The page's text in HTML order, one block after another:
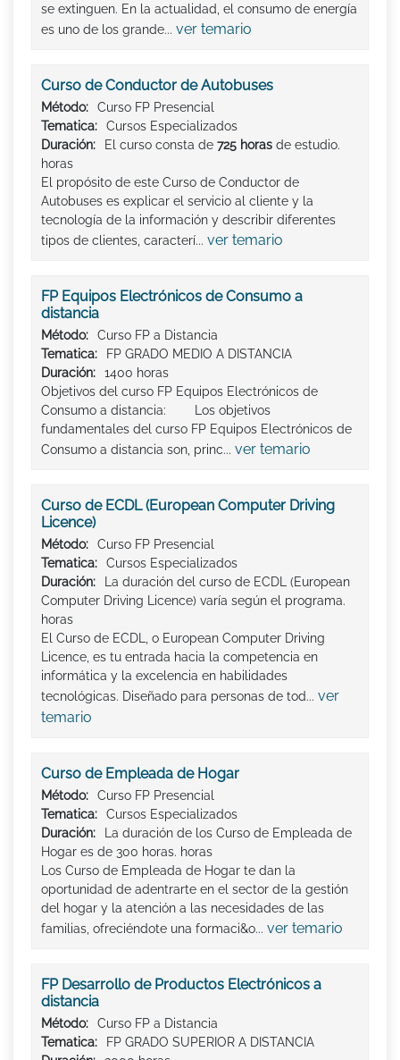
se extinguen. En la actualidad, el consumo de energía
es uno de los grande... ver temario
Curso de Conductor de Autobuses
Método:
Curso FP Presencial
Tematica:
Cursos Especializados
Duración:
El curso consta de 725 horas de estudio.
horas
El propósito de este Curso de Conductor de
Autobuses es explicar el servicio al cliente y la
tecnología de la información y describir diferentes
tipos de clientes, caracterí... ver temario
FP Equipos Electrónicos de Consumo a
distancia
Método:
Curso FP a Distancia
Tematica:
FP GRADO MEDIO A DISTANCIA
Duración:
1400 horas
Objetivos del curso FP Equipos Electrónicos de
Consumo a distancia: Los objetivos
fundamentales del curso FP Equipos Electrónicos de
Consumo a distancia son, princ... ver temario
Curso de ECDL (European Computer Driving
Licence)
Método:
Curso FP Presencial
Tematica:
Cursos Especializados
Duración:
La duración del curso de ECDL (European
Computer Driving Licence) varía según el programa.
horas
El Curso de ECDL, o European Computer Driving
Licence, es tu entrada hacia la competencia en
informática y la excelencia en habilidades
tecnológicas. Diseñado para personas de tod... ver
temario
Curso de Empleada de Hogar
Método:
Curso FP Presencial
Tematica:
Cursos Especializados
Duración:
La duración de los Curso de Empleada de
Hogar es de 300 horas. horas
Los Curso de Empleada de Hogar te dan la
oportunidad de adentrarte en el sector de la gestión
del hogar y la atención a las necesidades de las
familias, ofreciéndote una formaci&o... ver temario
FP Desarrollo de Productos Electrónicos a
distancia
Método:
Curso FP a Distancia
Tematica:
FP GRADO SUPERIOR A DISTANCIA